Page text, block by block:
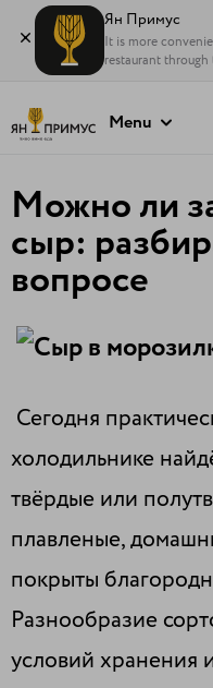
Ян Примус
It is more
restaurant through
Menu
Можно ли
сыр:
вопросе
Сегодня
холодильнике
твёрдые или
плавленые,
покрыты
Разнообразие
условий хранения